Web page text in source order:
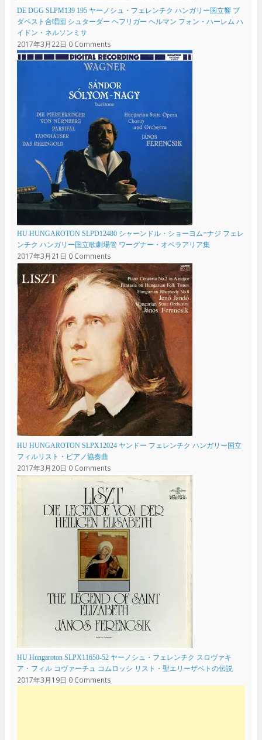
DE DGG SLPM139 195 ヤーノシュ・フェレンチク ハンガリー国立響 ブ
ダペスト合唱団 シュターダー ヘフリガー ヘルマン フォン・ハーレム ハ
イドン・ネルソンミサ
2017年3月22日 0 Comments
HU HUNGAROTON SLPD12480 シャーンドル・ショーヨム=ナジ フェレ
ンチク ハンガリー国立歌劇場管 ワーグナー・オペラアリア集
2017年3月21日 0 Comments
HU HUNGAROTON SLPX12024 ヤンドー フェレンチク ハンガリー国立
フィルリスト・ピアノ協奏曲
2017年3月20日 0 Comments
HU Hungaroton SLPX11650-52 ヤーノシュ・フェレンチク スロヴァキ
ア・フィル コヴァーチュ コムロッシ リスト・聖エリーザベトの伝説
2017年3月19日 0 Comments